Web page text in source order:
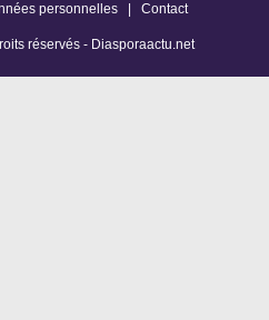
personnelles| Contact
réservés - Diasporaactu.net